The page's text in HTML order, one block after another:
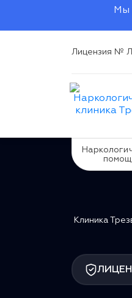
Мы
Лицензия №
Клиника